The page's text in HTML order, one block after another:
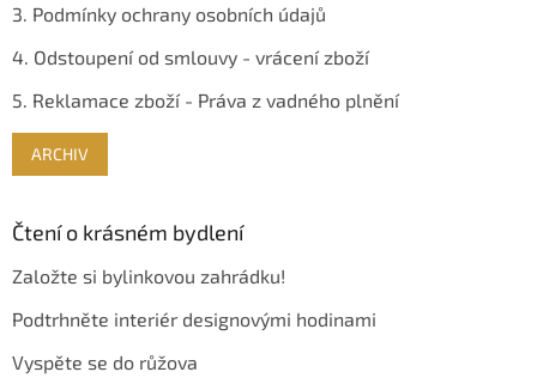
3. Podmínky ochrany osobních údajů
4. Odstoupení od smlouvy - vrácení zboží
5. Reklamace zboží - Práva z vadného plnění
ARCHIV
Čtení o krásném bydlení
Založte si bylinkovou zahrádku!
Podtrhněte interiér designovými hodinami
Vyspěte se do růžova